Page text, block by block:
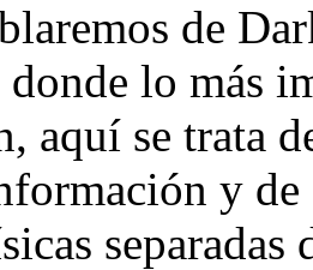
de
lo más
aquí se trata
y de
separadas